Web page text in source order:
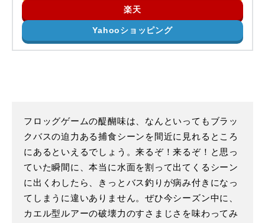
楽天
Yahooショッピング
フロッグゲームの醍醐味は、なんといってもブラッ
クバスの迫力ある捕食シーンを間近に見れるところ
にあるといえるでしょう。来るぞ！来るぞ！と思っ
ていた瞬間に、本当に水面を割って出てくるシーン
に出くわしたら、きっとバス釣りが病み付きになっ
てしまうに違いありません。ぜひ今シーズン中に、
カエル型ルアーの破壊力のすさまじさを味わってみ